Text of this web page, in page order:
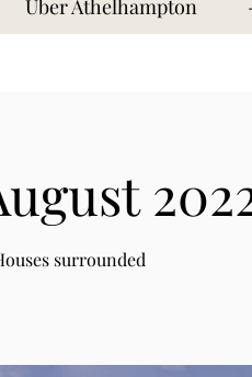
Über Athelhampton
surrounded